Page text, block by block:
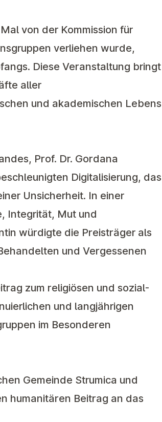
von der Kommission für
verliehen wurde,
Diese Veranstaltung bringt
aller
und akademischen Lebens
Prof. Dr. Gordana
Digitalisierung, das
Unsicherheit. In einer
Integrität, Mut und
würdigte die Preisträger als
und Vergessenen
zum religiösen und sozial-
und langjährigen
im Besonderen
Gemeinde Strumica und
humanitären Beitrag an das